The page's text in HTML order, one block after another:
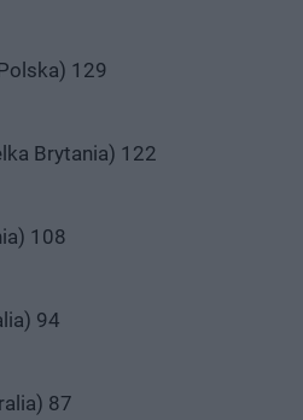
129
Brytania) 122
108
94
87